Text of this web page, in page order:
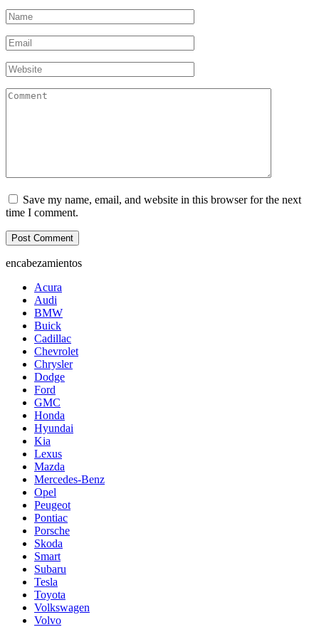
Name
*
Email
*
Website
Comment
Save my name, email, and website in this browser for the next
time I comment.
encabezamientos
Acura
Audi
BMW
Buick
Cadillac
Chevrolet
Chrysler
Dodge
Ford
GMC
Honda
Hyundai
Kia
Lexus
Mazda
Mercedes-Benz
Opel
Peugeot
Pontiac
Porsche
Skoda
Smart
Subaru
Tesla
Toyota
Volkswagen
Volvo